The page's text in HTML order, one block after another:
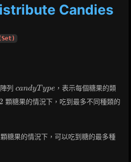
Candies
列 candyType
candyT ype ，表示每個糖果的類
2 顆糖果的情況下，吃到最多不同種類的
顆糖果的情況下，可以吃到糖的最多種